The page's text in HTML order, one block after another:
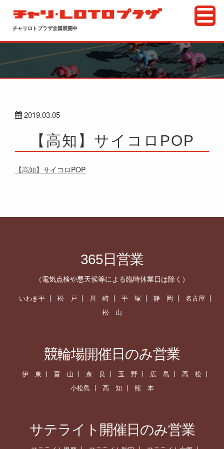
チャリロトプラザ全国展開中
2019.03.05
【高知】サイコロPOP
【高知】サイコロPOP
365日営業
（電気点検や悪天候等による臨時休業日は除く）
いわき平 松 戸 川 崎 平 塚 静 岡
名古屋
松 山
競輪場開催日のみ営業
伊 東 富 山 奈 良 玉 野 広 島
高 松
小松島
高 知 熊 本
サテライト開催日のみ営業